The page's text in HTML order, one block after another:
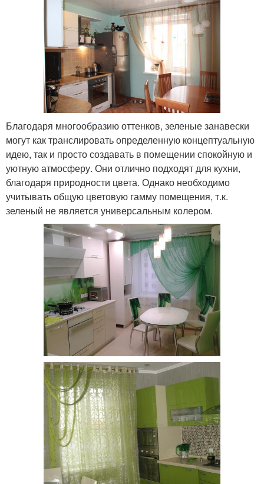
Благодаря многообразию оттенков, зеленые занавески
могут как транслировать определенную концептуальную
идею, так и просто создавать в помещении спокойную и
уютную атмосферу. Они отлично подходят для кухни,
благодаря природности цвета. Однако необходимо
учитывать общую цветовую гамму помещения, т.к.
зеленый не является универсальным колером.